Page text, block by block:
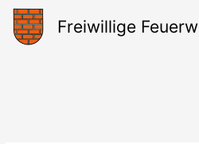
Zum
Inhalt
springen
Freiwillige